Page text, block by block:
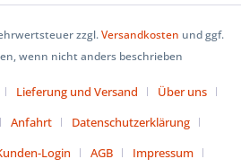
zzgl.Versandkosten und ggf.
wenn nicht anders beschrieben
Lieferung und Versand
Über uns
Anfahrt
Datenschutzerklärung
Login AGB Impressum